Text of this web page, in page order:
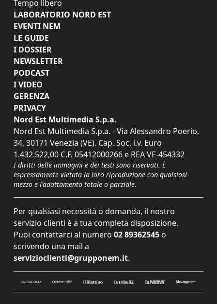
Tempo libero
LABORATORIO NORD EST
EVENTI NEM
LE GUIDE
I DOSSIER
NEWSLETTER
PODCAST
I VIDEO
GERENZA
PRIVACY
Nord Est Multimedia S.p.a.
Nord Est Multimedia S.p.a. - Via Alessandro Poerio,
34, 30171 Venezia (VE). Cap. Soc. i.v. Euro
1.432.522,00 C.F. 05412000266 e REA VE-454332
I diritti delle immagini e dei testi sono riservati. È
espressamente vietata la loro riproduzione con qualsiasi
mezzo e l'adattamento totale o parziale.
Per qualsiasi necessità o domanda, il nostro
servizio clienti è a tua completa disposizione.
Puoi contattarci al numero 02 89362545 o
scrivendo una mail a
servizioclienti@grupponem.it.